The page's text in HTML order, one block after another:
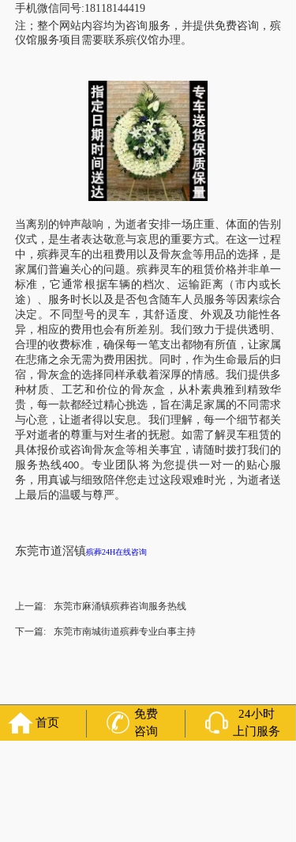
手机微信同号:18118144419
注；整个网站内容均为咨询服务，并提供免费咨询，殡
仪馆服务项目需要联系殡仪馆办理。
当离别的钟声敲响，为逝者安排一场庄重、体面的告别
仪式，是生者表达敬意与哀思的重要方式。在这一过程
中，殡葬灵车的出租费用以及骨灰盒等用品的选择，是
家属们普遍关心的问题。殡葬灵车的租赁价格并非单一
标准，它通常根据车辆的档次、运输距离（市内或长
途）、服务时长以及是否包含随车人员服务等因素综合
决定。不同型号的灵车，其舒适度、外观及功能性各
异，相应的费用也会有所差别。我们致力于提供透明、
合理的收费标准，确保每一笔支出都物有所值，让家属
在悲痛之余无需为费用困扰。同时，作为生命最后的归
宿，骨灰盒的选择同样承载着深厚的情感。我们提供多
种材质、工艺和价位的骨灰盒，从朴素典雅到精致华
贵，每一款都经过精心挑选，旨在满足家属的不同需求
与心意，让逝者得以安息。我们理解，每一个细节都关
乎对逝者的尊重与对生者的抚慰。如需了解灵车租赁的
具体报价或咨询骨灰盒等相关事宜，请随时拨打我们的
服务热线400 。专业团队将为您提供一对一的贴心服
务，用真诚与细致陪伴您走过这段艰难时光，为逝者送
上最后的温暖与尊严。
东莞市道滘镇殡葬24H在线咨询
上一篇: 东莞市麻涌镇殡葬咨询服务热线
下一篇: 东莞市南城街道殡葬专业白事主持
首页
免费
咨询
24小时
上门服务